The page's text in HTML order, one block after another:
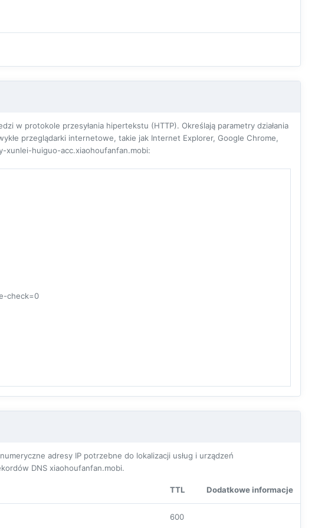
w protokole przesyłania hipertekstu (HTTP). Określają parametry działania
przeglądarki internetowe, takie jak Internet Explorer, Google Chrome,
xunlei-huiguo-acc.xiaohoufanfan.mobi:
check=0
adresy IP potrzebne do lokalizacji usług i urządzeń
DNS xiaohoufanfan.mobi.
TTL Dodatkowe informacje
600